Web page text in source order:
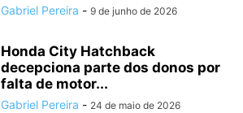
Gabriel Pereira - 9 de junho de 2026
Honda City Hatchback
decepciona parte dos donos por
falta de motor...
Gabriel Pereira - 24 de maio de 2026